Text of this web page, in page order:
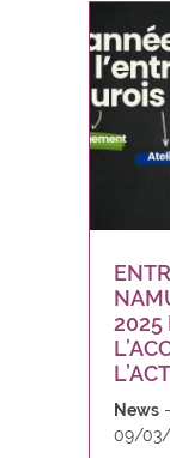
2025
News
09/03/